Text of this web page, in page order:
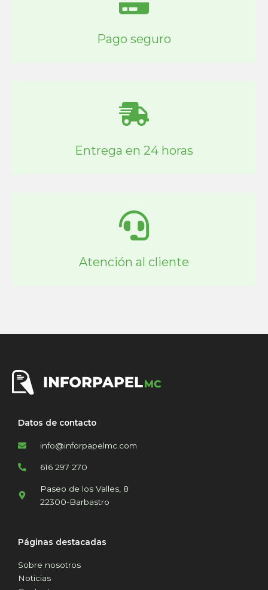
Pago seguro
Entrega en 24 horas
Atención al cliente
Datos de contacto
info@inforpapelmc.com
616 297 270
Paseo de los Valles, 8
22300-Barbastro
Páginas destacadas
Sobre nosotros
Noticias